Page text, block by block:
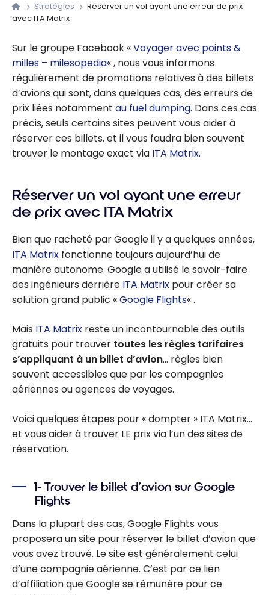
Stratégies
Réserver un vol ayant une erreur de prix
avec ITA Matrix
Sur le groupe Facebook «Voyager avec points &
milles – milesopedia« , nous vous informons
régulièrement de promotions relatives à des billets
d’avions qui sont, dans quelques cas, des erreurs de
prix liées notamment au fuel dumping. Dans ces cas
précis, seuls certains sites peuvent vous aider à
réserver ces billets, et il vous faudra bien souvent
trouver le montage exact via ITA Matrix.
Réserver un vol ayant une erreur
de prix avec ITA Matrix
Bien que racheté par Google il y a quelques années,
ITA Matrix fonctionne toujours aujourd’hui de
manière autonome. Google a utilisé le savoir-faire
des ingénieurs derrière ITA Matrix pour créer sa
solution grand public «Google Flights« .
Mais ITA Matrix reste un incontournable des outils
gratuits pour trouver toutes les règles tarifaires
s’appliquant à un billet d’avion… règles bien
souvent accessibles que par les compagnies
aériennes ou agences de voyages.
Voici quelques étapes pour « dompter » ITA Matrix…
et vous aider à trouver LE prix via l’un des sites de
réservation.
1- Trouver le billet d’avion sur Google
Flights
Dans la plupart des cas, Google Flights vous
proposera un site pour réserver le billet d’avion que
vous avez trouvé. Le site est généralement celui
d’une compagnie aérienne. C’est par ce lien
d’affiliation que Google se rémunère pour ce